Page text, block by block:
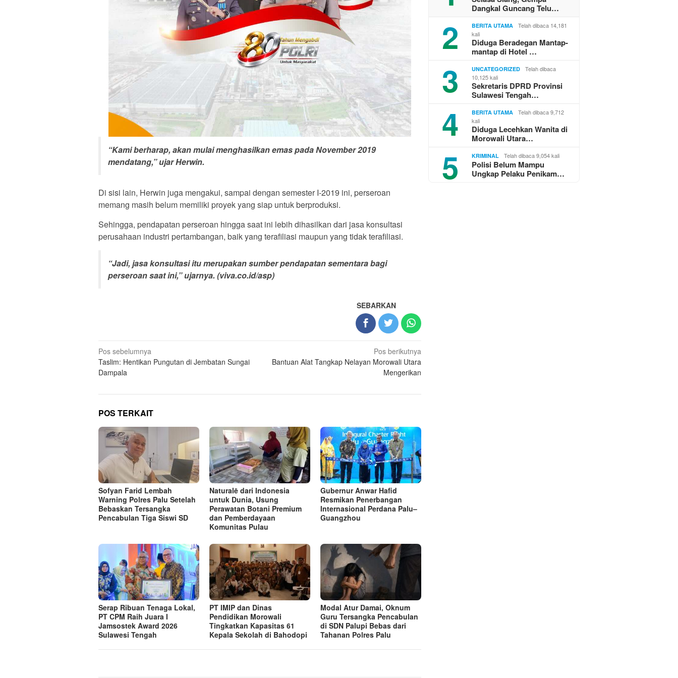
“Kami berharap, akan mulai menghasilkan emas pada November 2019
mendatang,” ujar Herwin.
Di sisi lain, Herwin juga mengakui, sampai dengan semester I-2019 ini, perseroan
memang masih belum memiliki proyek yang siap untuk berproduksi.
Sehingga, pendapatan perseroan hingga saat ini lebih dihasilkan dari jasa konsultasi
perusahaan industri pertambangan, baik yang terafiliasi maupun yang tidak terafiliasi.
“Jadi, jasa konsultasi itu merupakan sumber pendapatan sementara bagi
perseroan saat ini,” ujarnya. (viva.co.id/asp)
SEBARKAN
Navigasi
pos
Pos sebelumnya
Taslim: Hentikan Pungutan di Jembatan Sungai
Dampala
Pos berikutnya
Bantuan Alat Tangkap Nelayan Morowali Utara
Mengerikan
POS TERKAIT
Sofyan Farid Lembah
Warning Polres Palu Setelah
Bebaskan Tersangka
Pencabulan Tiga Siswi SD
Naturalē dari Indonesia
untuk Dunia, Usung
Perawatan Botani Premium
dan Pemberdayaan
Komunitas Pulau
Gubernur Anwar Hafid
Resmikan Penerbangan
Internasional Perdana Palu–
Guangzhou
Serap Ribuan Tenaga Lokal,
PT CPM Raih Juara I
Jamsostek Award 2026
Sulawesi Tengah
PT IMIP dan Dinas
Pendidikan Morowali
Tingkatkan Kapasitas 61
Kepala Sekolah di Bahodopi
Modal Atur Damai, Oknum
Guru Tersangka Pencabulan
di SDN Palupi Bebas dari
Tahanan Polres Palu
Dangkal Guncang Telu…
2 BERITA UTAMA
Telah dibaca 14,181
kali
Diduga Beradegan Mantap-
mantap di Hotel …
3 UNCATEGORIZED
Telah dibaca
10,125 kali
Sekretaris DPRD Provinsi
Sulawesi Tengah…
4 BERITA UTAMA
Telah dibaca 9,712
kali
Diduga Lecehkan Wanita di
Morowali Utara…
5 KRIMINAL Telah dibaca 9,054 kali
Polisi Belum Mampu
Ungkap Pelaku Penikam…